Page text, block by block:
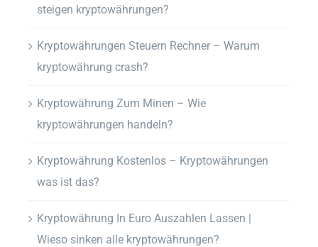
steigen kryptowährungen?
Kryptowährungen Steuern Rechner – Warum
kryptowährung crash?
Kryptowährung Zum Minen – Wie
kryptowährungen handeln?
Kryptowährung Kostenlos – Kryptowährungen
was ist das?
Kryptowährung In Euro Auszahlen Lassen |
Wieso sinken alle kryptowährungen?